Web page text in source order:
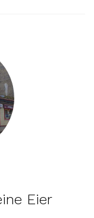
Eier